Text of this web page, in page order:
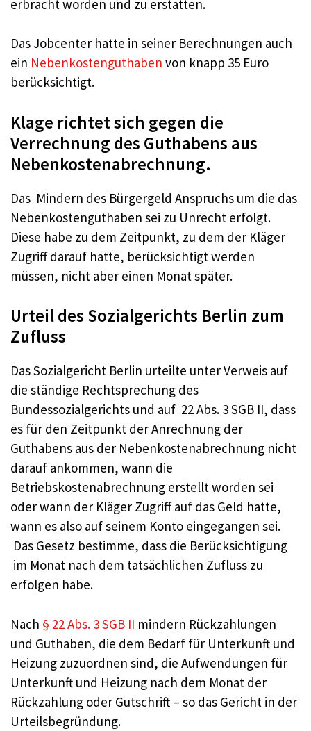
erbracht worden und zu erstatten.
Das Jobcenter hatte in seiner Berechnungen auch
ein Nebenkostenguthaben von knapp 35 Euro
berücksichtigt.
Klage richtet sich gegen die
Verrechnung des Guthabens aus
Nebenkostenabrechnung.
Das Mindern des Bürgergeld Anspruchs um die das
Nebenkostenguthaben sei zu Unrecht erfolgt.
Diese habe zu dem Zeitpunkt, zu dem der Kläger
Zugriff darauf hatte, berücksichtigt werden
müssen, nicht aber einen Monat später.
Urteil des Sozialgerichts Berlin zum
Zufluss
Das Sozialgericht Berlin urteilte unter Verweis auf
die ständige Rechtsprechung des
Bundessozialgerichts und auf 22 Abs. 3 SGB II, dass
es für den Zeitpunkt der Anrechnung der
Guthabens aus der Nebenkostenabrechnung nicht
darauf ankommen, wann die
Betriebskostenabrechnung erstellt worden sei
oder wann der Kläger Zugriff auf das Geld hatte,
wann es also auf seinem Konto eingegangen sei.
Das Gesetz bestimme, dass die Berücksichtigung
im Monat nach dem tatsächlichen Zufluss zu
erfolgen habe.
Nach § 22 Abs. 3 SGB II mindern Rückzahlungen
und Guthaben, die dem Bedarf für Unterkunft und
Heizung zuzuordnen sind, die Aufwendungen für
Unterkunft und Heizung nach dem Monat der
Rückzahlung oder Gutschrift – so das Gericht in der
Urteilsbegründung.